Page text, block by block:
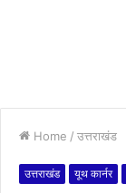
Home / उत्तराखंड
उत्तराखंड यूथ कार्नर